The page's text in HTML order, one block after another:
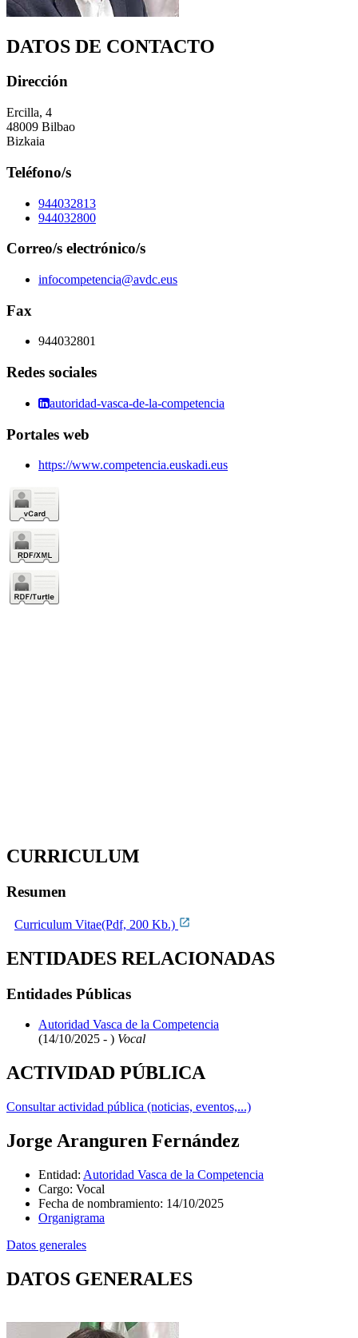
DATOS DE CONTACTO
Dirección
Ercilla, 4
48009 Bilbao
Bizkaia
Teléfono/s
944032813
944032800
Correo/s electrónico/s
infocompetencia@avdc.eus
Fax
944032801
Redes sociales
autoridad-vasca-de-la-competencia
Portales web
https://www.competencia.euskadi.eus
CURRICULUM
Resumen
Curriculum Vitae(Pdf, 200 Kb.)
ENTIDADES RELACIONADAS
Entidades Públicas
Autoridad Vasca de la Competencia
(14/10/2025 - ) Vocal
ACTIVIDAD PÚBLICA
Consultar actividad pública (noticias, eventos,...)
Jorge Aranguren Fernández
Entidad: Autoridad Vasca de la Competencia
Cargo: Vocal
Fecha de nombramiento: 14/10/2025
Organigrama
Datos generales
DATOS GENERALES